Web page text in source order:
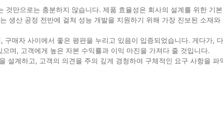
만으로는 충분하지 않습니다. 제품 효율성은 회사의 설계를 위한 기
생산 공정 전반에 걸쳐 성능 개발을 지원하기 위해 가장 진보된 소재와
매자 사이에서 좋은 평판을 누리고 있음이 입증되었습니다. 게다가,
며, 고객에게 높은 자본 수익률과 이익 마진을 가져다 줄 것입니다.
설계하고, 고객의 의견을 주의 깊게 경청하여 구체적인 요구 사항을 파